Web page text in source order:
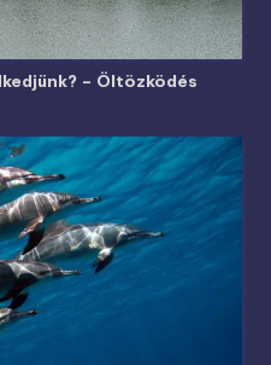
– Öltözködés